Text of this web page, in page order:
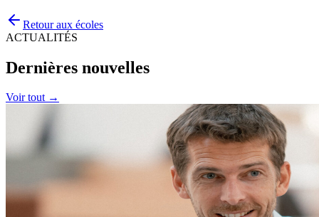
Retour aux écoles
ACTUALITÉS
Dernières nouvelles
Voir tout →